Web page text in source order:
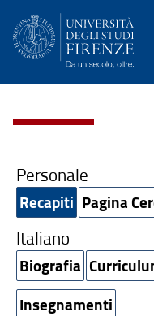
Personale
Recapiti Pagina
Italiano
Biografia
Insegnamenti